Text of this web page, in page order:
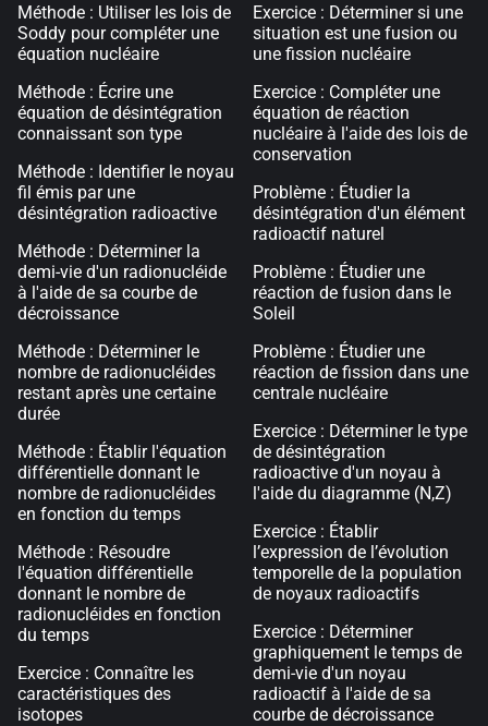
Méthode : Utiliser les lois de
Soddy pour compléter une
équation nucléaire
Méthode : Écrire une
équation de désintégration
connaissant son type
Méthode : Identifier le noyau
fil émis par une
désintégration radioactive
Méthode : Déterminer la
demi-vie d'un radionucléide
à l'aide de sa courbe de
décroissance
Méthode : Déterminer le
nombre de radionucléides
restant après une certaine
durée
Méthode : Établir l'équation
différentielle donnant le
nombre de radionucléides
en fonction du temps
Méthode : Résoudre
l'équation différentielle
donnant le nombre de
radionucléides en fonction
du temps
Exercice : Connaître les
caractéristiques des
isotopes
Exercice : Déterminer si une
situation est une fusion ou
une fission nucléaire
Exercice : Compléter une
équation de réaction
nucléaire à l'aide des lois de
conservation
Problème : Étudier la
désintégration d'un élément
radioactif naturel
Problème : Étudier une
réaction de fusion dans le
Soleil
Problème : Étudier une
réaction de fission dans une
centrale nucléaire
Exercice : Déterminer le type
de désintégration
radioactive d'un noyau à
l'aide du diagramme (N,Z)
Exercice : Établir
l’expression de l’évolution
temporelle de la population
de noyaux radioactifs
Exercice : Déterminer
graphiquement le temps de
demi-vie d'un noyau
radioactif à l'aide de sa
courbe de décroissance